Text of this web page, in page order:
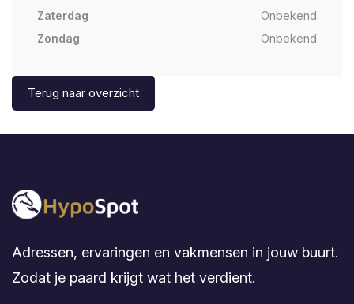
Zaterdag
Onbekend
Zondag
Onbekend
Terug naar overzicht
Adressen, ervaringen en vakmensen in jouw buurt.
Zodat je paard krijgt wat het verdient.